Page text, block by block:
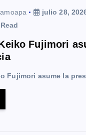
julio 28,
Fujimori
Fujimori asume la